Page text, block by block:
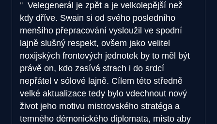
Velegenerál je zpět a je velkolepější než
kdy dříve. Swain si od svého posledního
menšího přepracování vysloužil ve spodní
lajně slušný respekt, ovšem jako velitel
noxijských frontových jednotek by to měl být
právě on, kdo zasívá strach i do srdcí
nepřátel v sólové lajně. Cílem této středně
velké aktualizace tedy bylo vdechnout nový
život jeho motivu mistrovského stratéga a
temného démonického diplomata, místo aby